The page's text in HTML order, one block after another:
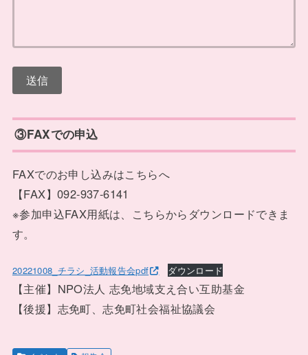
③FAXでの申込
FAXでのお申し込みはこちらへ
【FAX】092-937-6141
※参加申込FAX用紙は、こちらからダウンロードできま
す。
20221008_チラシ_活動報告会pdf ダウンロード
【主催】NPO法人 志免地域支え合い互助基金
【後援】志免町、志免町社会福祉協議会